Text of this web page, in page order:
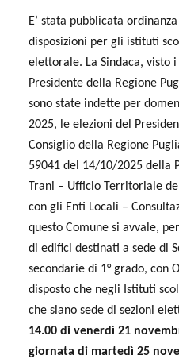
E’ stata pubblicata
disposizioni per gli istituti
elettorale. La Sindaca, visto
Presidente della Regione
sono state indette per
2025, le elezioni del
Consiglio della Regione
59041 del 14/10/2025 della
Trani – Ufficio Territoriale
con gli Enti Locali –
questo Comune si avvale,
di edifici destinati a sede di
secondarie di 1° grado, con
disposto che negli Istituti
che siano sede di sezioni
14.00 di venerdì 21
giornata di martedì 25